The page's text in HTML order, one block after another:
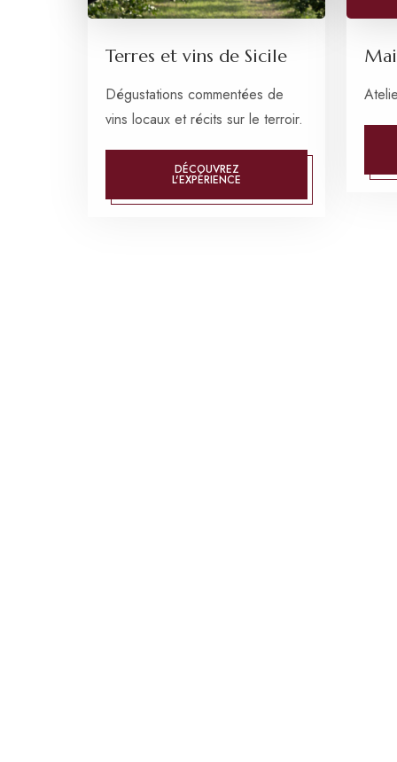
Terres et vins de Sicile
Dégustations commentées de
vins locaux et récits sur le terroir.
DÉCOUVREZ
L'EXPÉRIENCE